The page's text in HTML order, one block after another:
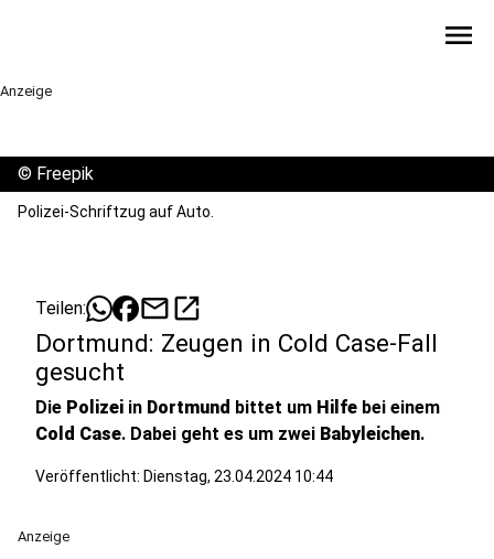
menu
Anzeige
© Freepik
Polizei-Schriftzug auf Auto.
Teilen: mailopen_in_new
Dortmund: Zeugen in Cold Case-Fall
gesucht
Die Polizei in Dortmund bittet um Hilfe bei einem
Cold Case. Dabei geht es um zwei Babyleichen.
Veröffentlicht: Dienstag, 23.04.2024 10:44
Anzeige